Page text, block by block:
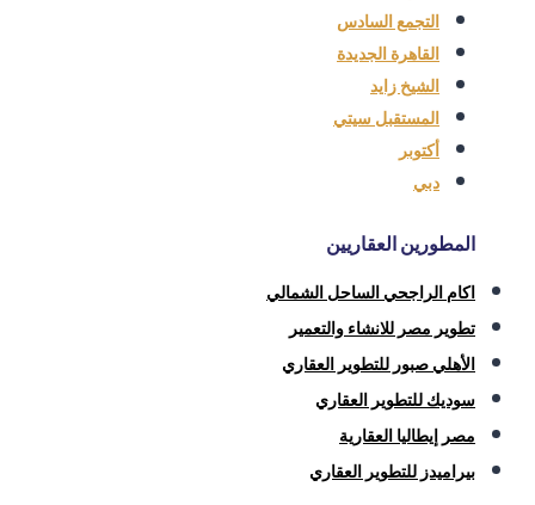
التجمع السادس
القاهرة الجديدة
الشيخ زايد
المستقبل سيتي
أكتوبر
دبي
المطورين العقاريين
اكام الراجحي الساحل الشمالي
تطوير مصر للانشاء والتعمير
الأهلي صبور للتطوير العقاري
سوديك للتطوير العقاري
مصر إيطاليا العقارية
بيراميدز للتطوير العقاري